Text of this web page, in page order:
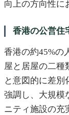
向上の方向性に
香港の公営住
香港の約45%の
屋と居屋の二種
と意図的に差別
強調し、大規模
ニティ施設の充